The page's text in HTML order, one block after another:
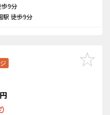
歩9分
駅 徒歩9分